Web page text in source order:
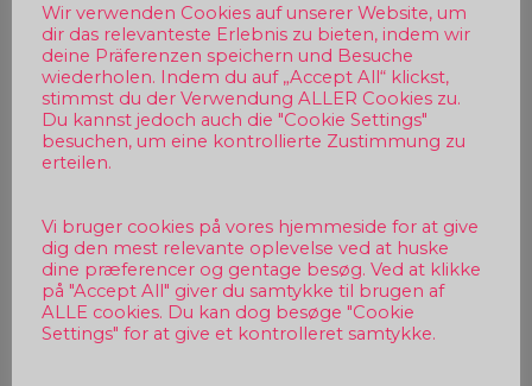
Wir verwenden Cookies auf unserer Website, um
dir das relevanteste Erlebnis zu bieten, indem wir
deine Präferenzen speichern und Besuche
wiederholen. Indem du auf „Accept All“ klickst,
stimmst du der Verwendung ALLER Cookies zu.
Du kannst jedoch auch die "Cookie Settings"
besuchen, um eine kontrollierte Zustimmung zu
erteilen.
Vi bruger cookies på vores hjemmeside for at give
dig den mest relevante oplevelse ved at huske
dine præferencer og gentage besøg. Ved at klikke
på "Accept All" giver du samtykke til brugen af
ALLE cookies. Du kan dog besøge "Cookie
Settings" for at give et kontrolleret samtykke.